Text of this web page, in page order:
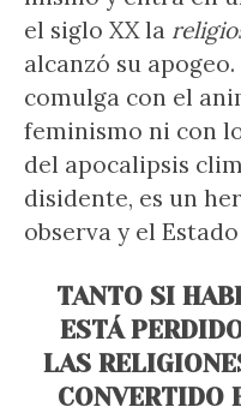
el siglo XX la
alcanzó su
comulga con el
feminismo ni con
del apocalipsis
disidente, es un
observa y el
TANTO SI
ESTÁ
LAS
CONVERTIDO